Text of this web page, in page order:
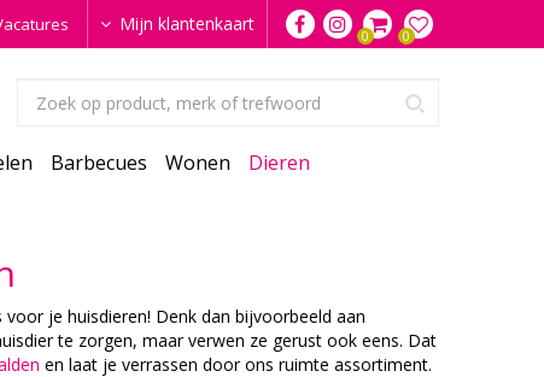
Mijn klantenkaart
Barbecues Wonen Dieren
je huisdieren! Denk dan bijvoorbeeld aan
te zorgen, maar verwen ze gerust ook eens. Dat
en laat je verrassen door ons ruimte assortiment.